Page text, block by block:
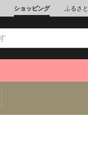
ショッピング ふるさ